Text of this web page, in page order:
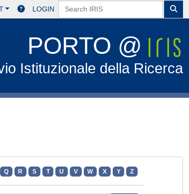
LOGIN
PORTO @
Istituzionale della Ricerca
Q R S T U V W X Y Z